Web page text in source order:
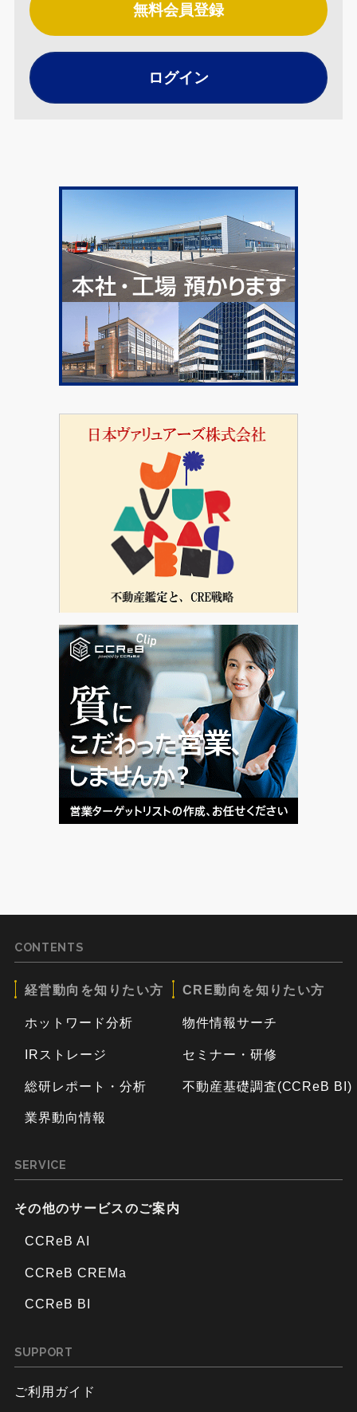
無料会員登録
ログイン
CONTENTS
経営動向を知りたい方
ホットワード分析
IRストレージ
総研レポート・分析
業界動向情報
CRE動向を知りたい方
物件情報サーチ
セミナー・研修
不動産基礎調査(CCReB BI)
SERVICE
その他のサービスのご案内
CCReB AI
CCReB CREMa
CCReB BI
SUPPORT
ご利用ガイド